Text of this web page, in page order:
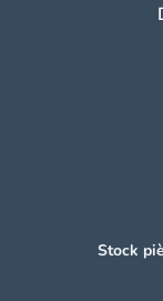
Stock